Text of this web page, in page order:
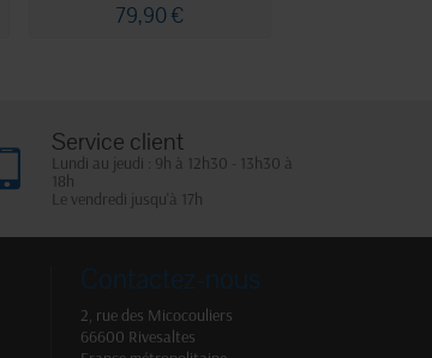
79,90 €
Service client
Lundi au jeudi : 9h à 12h30 - 13h30 à
18h
Le vendredi jusqu'à 17h
Contactez-nous
2, rue des Micocouliers
66600 Rivesaltes